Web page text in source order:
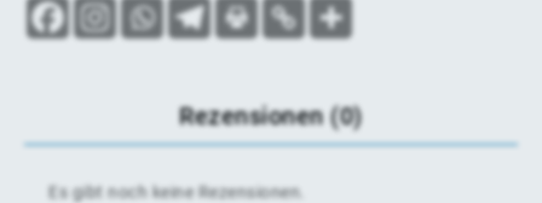
Rezensionen (0)
Es gibt noch keine Rezensionen.